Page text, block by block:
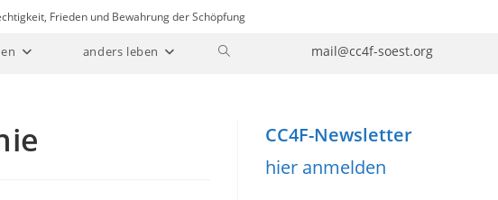
Frieden und Bewahrung der Schöpfung
mail@cc4f-soest.org
anders leben
Website-
CC4F-Newsletter
hier anmelden